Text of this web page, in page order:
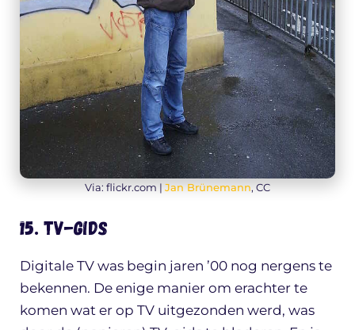
Via: flickr.com | Jan Brünemann, CC
15. TV-gids
Digitale TV was begin jaren ’00 nog nergens te
bekennen. De enige manier om erachter te
komen wat er op TV uitgezonden werd, was